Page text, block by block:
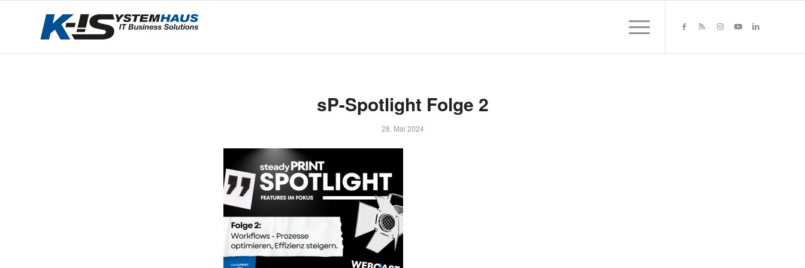
sP-Spotlight Folge 2
28. Mai 2024